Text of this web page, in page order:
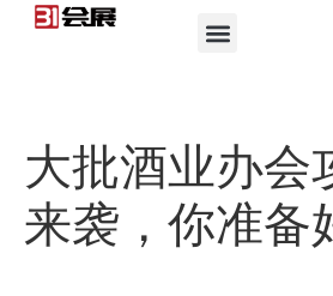
大批酒业办会
来袭，你准备